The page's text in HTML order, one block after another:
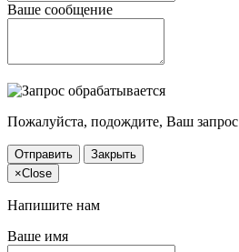
Ваше сообщение
Пожалуйста, подождите, Ваш запрос
Отправить
Закрыть
×Close
Напишите нам
Ваше имя